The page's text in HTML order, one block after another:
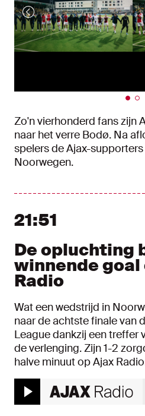
Zo'n vierhonderd fans zijn
naar het verre Bodø. Na
spelers de Ajax-
Noorwegen.
21:51
De opluchting
winnende goal
Radio
Wat een wedstrijd in
naar de achtste finale van
League dankzij een treffer
de verlenging. Zijn 1-2
halve minuut op Ajax